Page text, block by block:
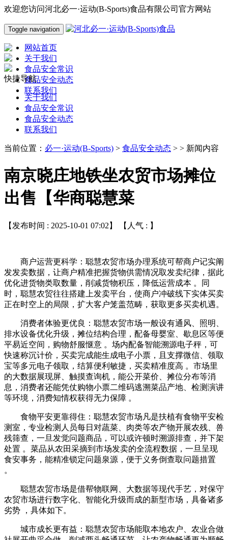
欢迎您访问河北必一·运动(B-Sports)食品有限公司官方网站
Toggle navigation
网站首页
关于我们
食品安全常识
食品安全动态
联系我们
快捷导航
关于我们
食品安全常识
食品安全动态
联系我们
当前位置： 必一·运动(B-Sports) > 食品安全动态 > > 新闻内容
南京晓庄地铁坐农贸市场摊位
出售【华商聪慧菜
【发布时间 : 2025-10-01 07:02】 【人气 : 】
商户运营更科学：聪慧农贸市场办理系统可帮商户记实阐
发发卖数据，让商户精准把握货物供需情况取发卖纪律，据此
优化进货物类取数量，削减货物积压，降低运营成本 。同
时，聪慧农贸往往搭建上发卖平台，使商户冲破线下实体买卖
正在时空上的局限，扩大客户笼盖范畴，获取更多买卖机遇。
消费者体验更优良：聪慧农贸市场一般设有通风、照明、
排水设备优化升级，摊位结构合理，配备母婴室、歇息区等便
平易近空间，购物舒服惬意 。场内配备智能溯源电子秤，可
快速称沉计价，买卖完成能生成电子小票，且支撑微信、领取
宝等多元电子领取，结算便利敏捷，买卖精准度高 。市场里
的大数据展现屏、触摸查询机，能公开菜价、摊位分布等消
息，消费者还能凭仗购物小票二维码逃溯菜品产地、检测演讲
等环境，消费知情权获得无力保障 。
食物平安更靠得住：聪慧农贸市场凡是扶植有食物平安检
测室，专业检测人员每日对蔬菜、肉类等农产物开展农残、兽
残筛查，一旦发觉问题商品，可以或许顿时溯源排查，并下架
处置 。菜品从农田采摘到市场发卖的全流程数据，一旦呈现
食安事务，能精准锁定问题泉源，便于义务倒查取问题措置
。
聪慧农贸市场是借帮物联网、大数据等现代手艺，对保守
农贸市场进行数字化、智能化升级而成的新型市场，具备诸多
劣势 ，具体如下。
城市成长更有益：聪慧农贸市场能取本地农户、农业合做